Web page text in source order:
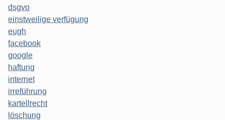
dsgvo
einstweilige verfügung
eugh
facebook
google
haftung
internet
irreführung
kartellrecht
löschung